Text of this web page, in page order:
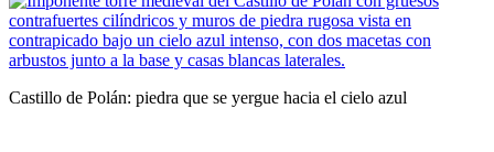
Castillo de Polán: piedra que se yergue hacia el cielo azul